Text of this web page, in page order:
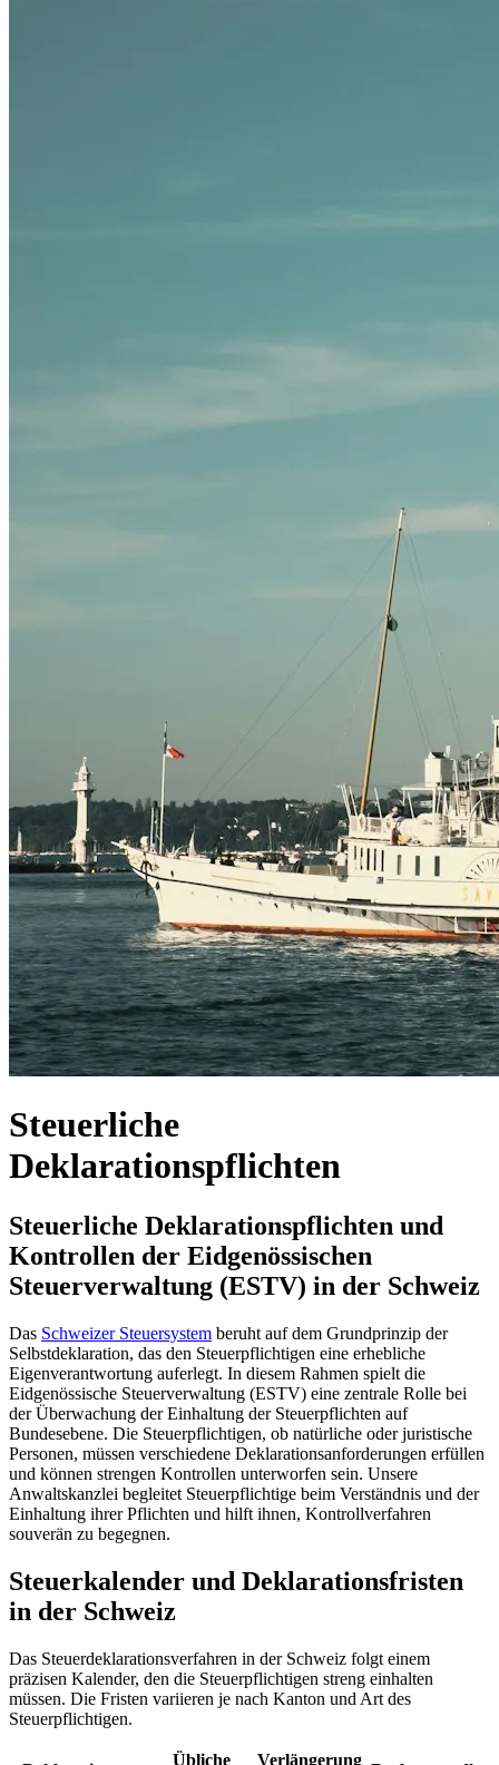
Steuerliche
Deklarationspflichten
Steuerliche Deklarationspflichten und
Kontrollen der Eidgenössischen
Steuerverwaltung (ESTV) in der Schweiz
Das Schweizer Steuersystem beruht auf dem Grundprinzip der
Selbstdeklaration, das den Steuerpflichtigen eine erhebliche
Eigenverantwortung auferlegt. In diesem Rahmen spielt die
Eidgenössische Steuerverwaltung (ESTV) eine zentrale Rolle bei
der Überwachung der Einhaltung der Steuerpflichten auf
Bundesebene. Die Steuerpflichtigen, ob natürliche oder juristische
Personen, müssen verschiedene Deklarationsanforderungen erfüllen
und können strengen Kontrollen unterworfen sein. Unsere
Anwaltskanzlei begleitet Steuerpflichtige beim Verständnis und der
Einhaltung ihrer Pflichten und hilft ihnen, Kontrollverfahren
souverän zu begegnen.
Steuerkalender und Deklarationsfristen
in der Schweiz
Das Steuerdeklarationsverfahren in der Schweiz folgt einem
präzisen Kalender, den die Steuerpflichtigen streng einhalten
müssen. Die Fristen variieren je nach Kanton und Art des
Steuerpflichtigen.
Übliche Verlängerung